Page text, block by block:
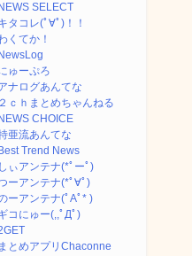
...
...
NEWS SELECT
タコレ(ﾟ∀ﾟ)！！
くてか！
NewsLog
ゅーぷろ
ナログあんてな
２ｃｈまとめちゃんねる
NEWS CHOICE
亜流あんてな
Best Trend News
しぃアンテナ(*ﾟーﾟ)
ーアンテナ(*ﾟ∀ﾟ)
ーアンテナ(ﾟAﾟ* )
コにゅー(,,ﾟДﾟ)
まとめアプリChaconne